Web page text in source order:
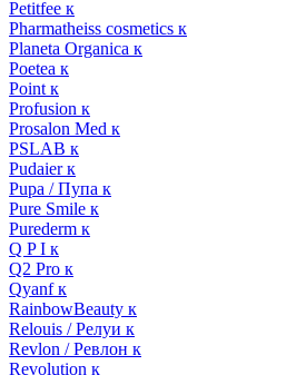
Petitfee к
Pharmatheiss cosmetics к
Planeta Organica к
Poetea к
Point к
Profusion к
Prosalon Med к
PSLAB к
Pudaier к
Pupa / Пупа к
Pure Smile к
Purederm к
Q P I к
Q2 Pro к
Qyanf к
RainbowBeauty к
Relouis / Релуи к
Revlon / Ревлон к
Revolution к